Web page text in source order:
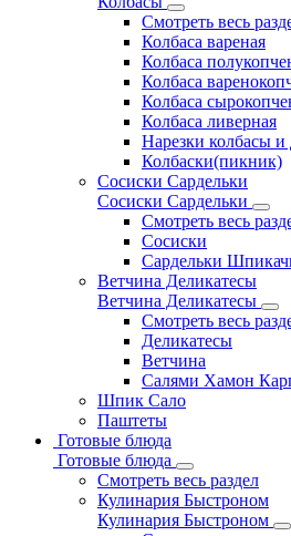
Смотреть весь
Колбаса вареная
Колбаса
Колбаса
Колбаса
Колбаса ливерная
Нарезки колбасы и
Колбаски(пикник)
Сосиски Сардельки
Сосиски Сардельки
Смотреть весь
Сосиски
Сардельки
Ветчина Деликатесы
Ветчина Деликатесы
Смотреть весь
Деликатесы
Ветчина
Салями Хамон
Шпик Сало
Паштеты
Готовые блюда
Готовые блюда
Смотреть весь раздел
Кулинария Быстроном
Кулинария Быстроном